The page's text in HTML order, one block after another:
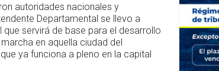
autoridades nacionales y
Departamental se llevo a
servirá de base para el desarrollo
en aquella ciudad del
ya funciona a pleno en la capital